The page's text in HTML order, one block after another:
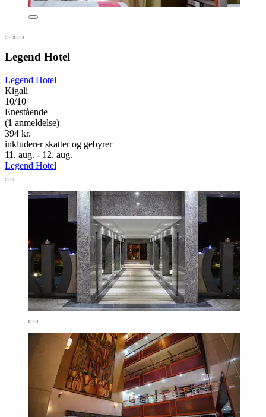
Legend Hotel
Legend Hotel
Kigali
10/10
Enestående
(1 anmeldelse)
394 kr.
inkluderer skatter og gebyrer
11. aug. - 12. aug.
Legend Hotel